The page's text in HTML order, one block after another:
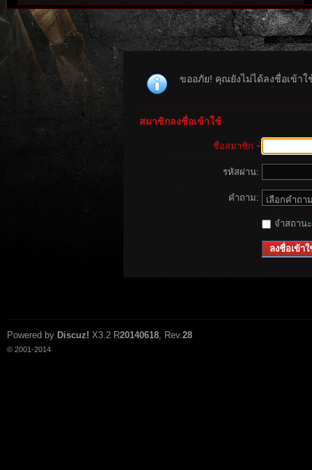
ขออภัย! คุณยังไม่ได้ลงชื่อเข้า
สมาชิกลงชื่อเข้าใช้
ชื่อสมาชิก
รหัสผ่าน:
คำถาม:
จำสถาน
ลงชื่อเข้าใ
Powered by Discuz! X3.2 R20140618, Rev.28
© 2001-2014